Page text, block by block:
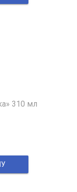
310 мл